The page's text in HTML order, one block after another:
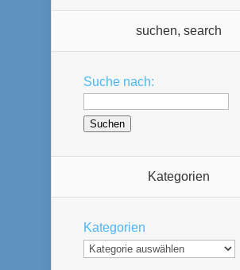
suchen, search
Suche nach:
Kategorien
Kategorien